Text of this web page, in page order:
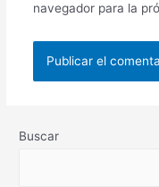
navegador para la
Buscar